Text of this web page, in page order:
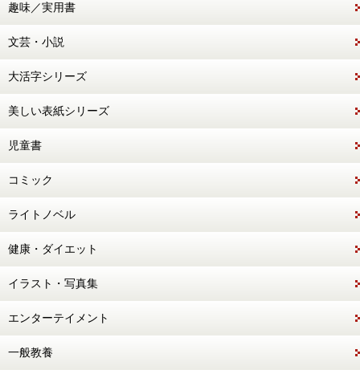
趣味／実用書
文芸・小説
大活字シリーズ
美しい表紙シリーズ
児童書
コミック
ライトノベル
健康・ダイエット
イラスト・写真集
エンターテイメント
一般教養